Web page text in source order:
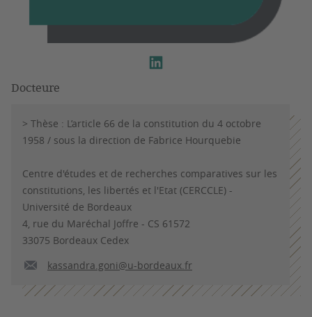
Docteure
> Thèse : L’article 66 de la constitution du 4 octobre
1958 / sous la direction de Fabrice Hourquebie
Centre d'études et de recherches comparatives sur les
constitutions, les libertés et l'Etat (CERCCLE) -
Université de Bordeaux
4, rue du Maréchal Joffre - CS 61572
33075 Bordeaux Cedex
kassandra.goni@u-bordeaux.fr